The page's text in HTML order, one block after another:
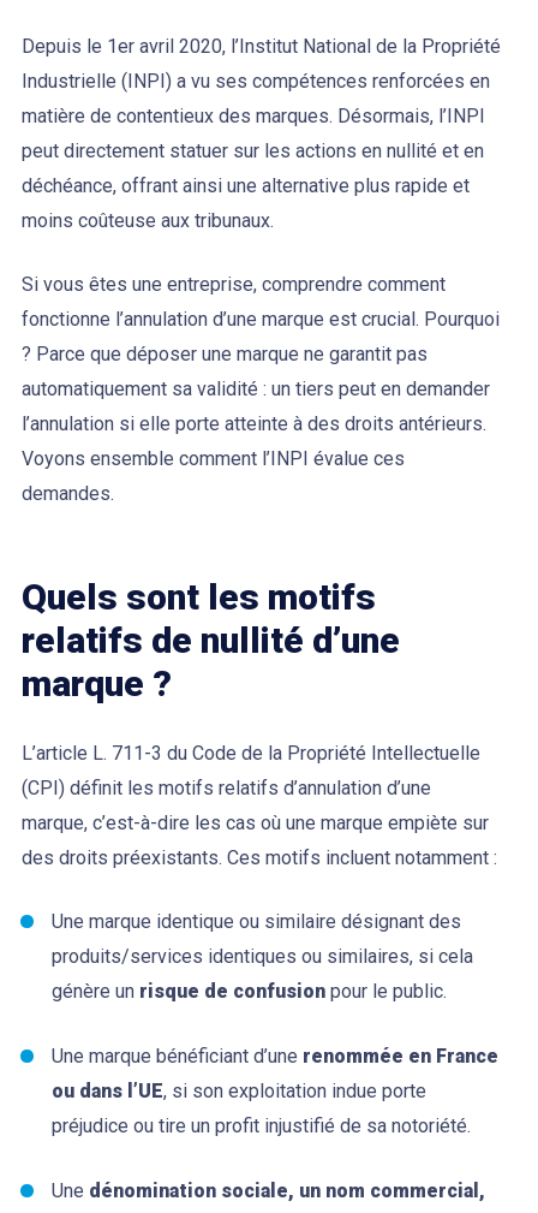
Depuis le 1er avril 2020, l’Institut National de la Propriété
Industrielle (INPI) a vu ses compétences renforcées en
matière de contentieux des marques. Désormais, l’INPI
peut directement statuer sur les actions en nullité et en
déchéance, offrant ainsi une alternative plus rapide et
moins coûteuse aux tribunaux.
Si vous êtes une entreprise, comprendre comment
fonctionne l’annulation d’une marque est crucial. Pourquoi
? Parce que déposer une marque ne garantit pas
automatiquement sa validité : un tiers peut en demander
l’annulation si elle porte atteinte à des droits antérieurs.
Voyons ensemble comment l’INPI évalue ces
demandes.
Quels sont les motifs
relatifs de nullité d’une
marque ?
L’article L. 711-3 du Code de la Propriété Intellectuelle
(CPI) définit les motifs relatifs d’annulation d’une
marque, c’est-à-dire les cas où une marque empiète sur
des droits préexistants. Ces motifs incluent notamment :
Une marque identique ou similaire désignant des
produits/services identiques ou similaires, si cela
génère un risque de confusionpour le public.
Une marque bénéficiant d’une renommée en France
ou dans l’UE, si son exploitation indue porte
préjudice ou tire un profit injustifié de sa notoriété.
Une dénomination sociale, un nom commercial,